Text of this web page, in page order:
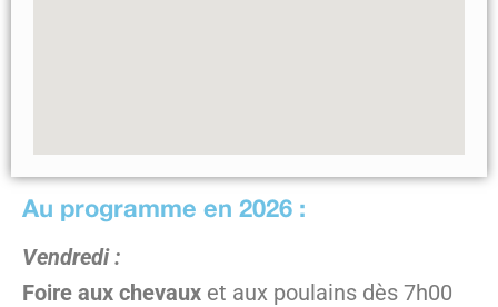
Au programme en 2026 :
Vendredi :
Foire aux chevaux et aux poulains dès 7h00